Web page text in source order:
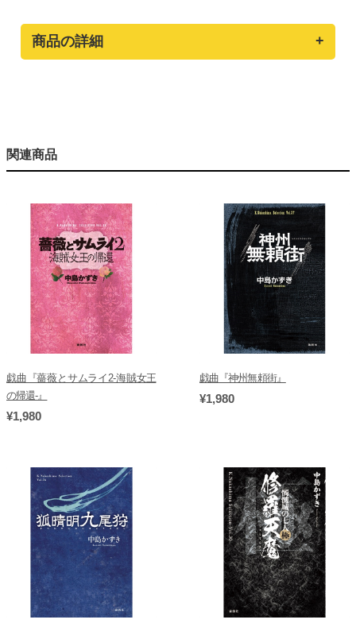
商品の詳細
関連商品
戯曲『薔薇とサムライ2-海賊女王
の帰還-』
¥1,980
戯曲『神州無頼街』
¥1,980